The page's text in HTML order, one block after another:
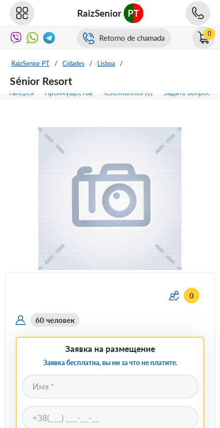
RaizSenior PT
Retorno de chamada 0
RaizSenior PT / Cidades / Lisboa /
Sénior Resort
Галерея Преимущества Testemunhos (0) Задать вопрос
0
60 человек
Заявка на размещение
Заявка бесплатна, вы ни за что не платите.